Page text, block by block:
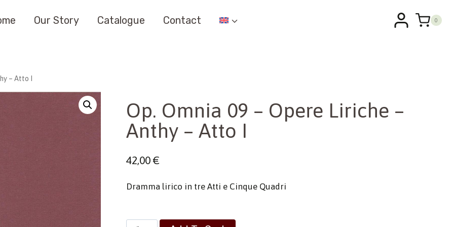
Our Story Catalogue Contact 0
– Atto I
Op. Omnia 09 – Opere Liriche –
Anthy – Atto I
42,00€
Dramma lirico in tre Atti e Cinque Quadri